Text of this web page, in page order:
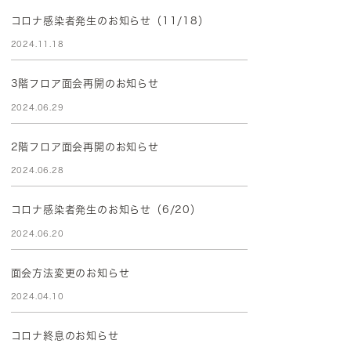
コロナ感染者発生のお知らせ（11/18）
2024.11.18
3階フロア面会再開のお知らせ
2024.06.29
2階フロア面会再開のお知らせ
2024.06.28
コロナ感染者発生のお知らせ（6/20）
2024.06.20
面会方法変更のお知らせ
2024.04.10
コロナ終息のお知らせ